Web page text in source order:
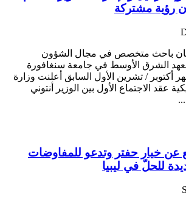
رؤية مشتركة
باحث متخصص في مجال الشؤون
لمعهد الشرق الأوسط في جامعة سنغافورة
أكتوبر / تشرين الأول السابق أعلنت وزارة
عقد الاجتماع الأول بين الوزير أنتوني
عن خيار حفتر وتدعو للمفاوضات
للحلّ في ليبيا